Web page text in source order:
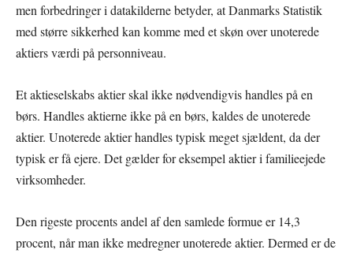
men forbedringer i datakilderne betyder, at Danmarks Statistik
med større sikkerhed kan komme med et skøn over unoterede
aktiers værdi på personniveau.
Et aktieselskabs aktier skal ikke nødvendigvis handles på en
børs. Handles aktierne ikke på en børs, kaldes de unoterede
aktier. Unoterede aktier handles typisk meget sjældent, da der
typisk er få ejere. Det gælder for eksempel aktier i familieejede
virksomheder.
Den rigeste procents andel af den samlede formue er 14,3
procent, når man ikke medregner unoterede aktier. Dermed er de